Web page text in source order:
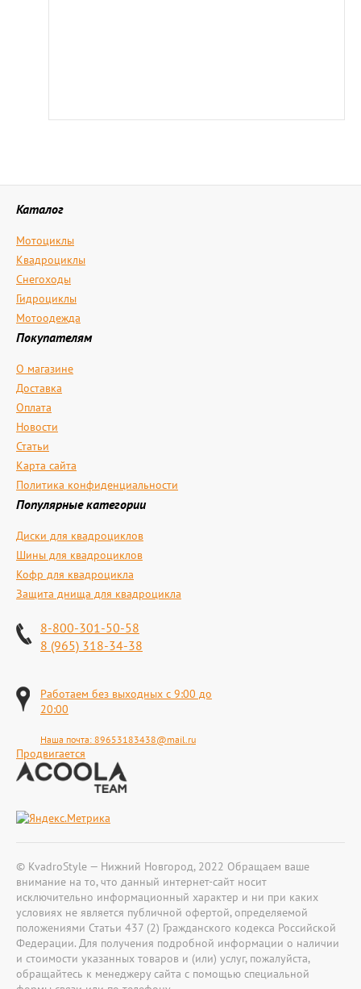
Каталог
Мотоциклы
Квадроциклы
Снегоходы
Гидроциклы
Мотоодежда
Покупателям
О магазине
Доставка
Оплата
Новости
Статьи
Карта сайта
Политика конфиденциальности
Популярные категории
Диски для квадроциклов
Шины для квадроциклов
Кофр для квадроцикла
Защита днища для квадроцикла
8-800-301-50-58
8 (965) 318-34-38
Работаем без выходных с 9:00 до
20:00
Наша почта: 89653183438@mail.ru
Продвигается
© KvadroStyle — Нижний Новгород, 2022 Обращаем ваше
внимание на то, что данный интернет-сайт носит
исключительно информационный характер и ни при каких
условиях не является публичной офертой, определяемой
положениями Статьи 437 (2) Гражданского кодекса Российской
Федерации. Для получения подробной информации о наличии
и стоимости указанных товаров и (или) услуг, пожалуйста,
обращайтесь к менеджеру сайта с помощью специальной